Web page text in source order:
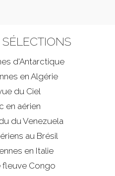
d'Antarctique
en Algérie
du Ciel
en aérien
du Venezuela
au Brésil
en Italie
fleuve Congo